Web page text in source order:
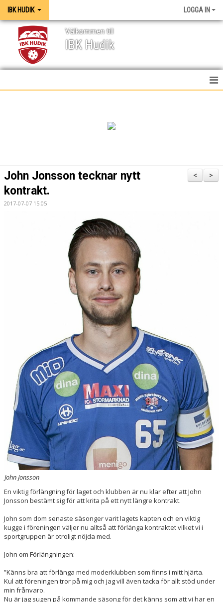
IBK HUDIK LOGGA IN
IBK Hudik
Välkommen till
MEDIA / GRAFISK PROFIL
KALENDER
MEDLEMSINFORMATION
IBIS INLOGGNING
HALLBOKNING
SPONSORER
LIVESÄNDNINGAR / HIGHLIGHTS
>
<
John Jonsson tecknar nytt
kontrakt.
2017-07-07 15:05
John Jonsson
En viktig förlängning för laget och klubben är nu klar efter att John
Jonsson bestämt sig för att krita på ett nytt längre kontrakt.
John som dom senaste säsonger varit lagets kapten och en viktig
kugge i föreningen väljer nu alltså att förlänga kontraktet vilket vi i
sportgruppen är otroligt nöjda med.
John om Förlängningen:
”Känns bra att förlänga med moderklubben som finns i mitt hjärta.
Kul att föreningen tror på mig och jag vill även tacka för allt stöd under
min frånvaro.
Nu är jag sugen på kommande säsong för det känns som att vi har en